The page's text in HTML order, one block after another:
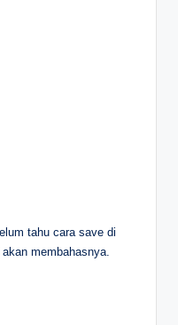
tahu cara save di
membahasnya.